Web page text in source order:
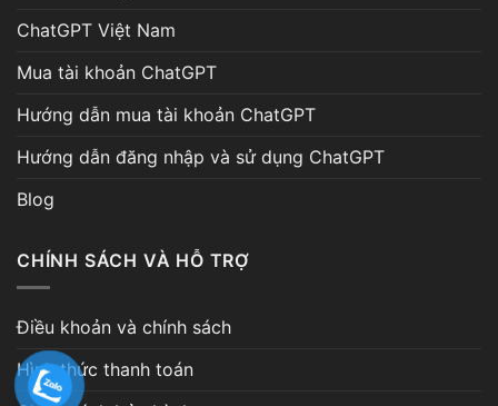
ChatGPT Việt Nam
Mua tài khoản ChatGPT
Hướng dẫn mua tài khoản ChatGPT
Hướng dẫn đăng nhập và sử dụng ChatGPT
Blog
CHÍNH SÁCH VÀ HỖ TRỢ
Điều khoản và chính sách
Hình thức thanh toán